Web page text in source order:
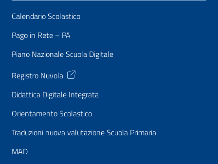
Calendario Scolastico
Pago in Rete – PA
Piano Nazionale Scuola Digitale
Registro Nuvola
Didattica Digitale Integrata
Orientamento Scolastico
Traduzioni nuova valutazione Scuola Primaria
MAD